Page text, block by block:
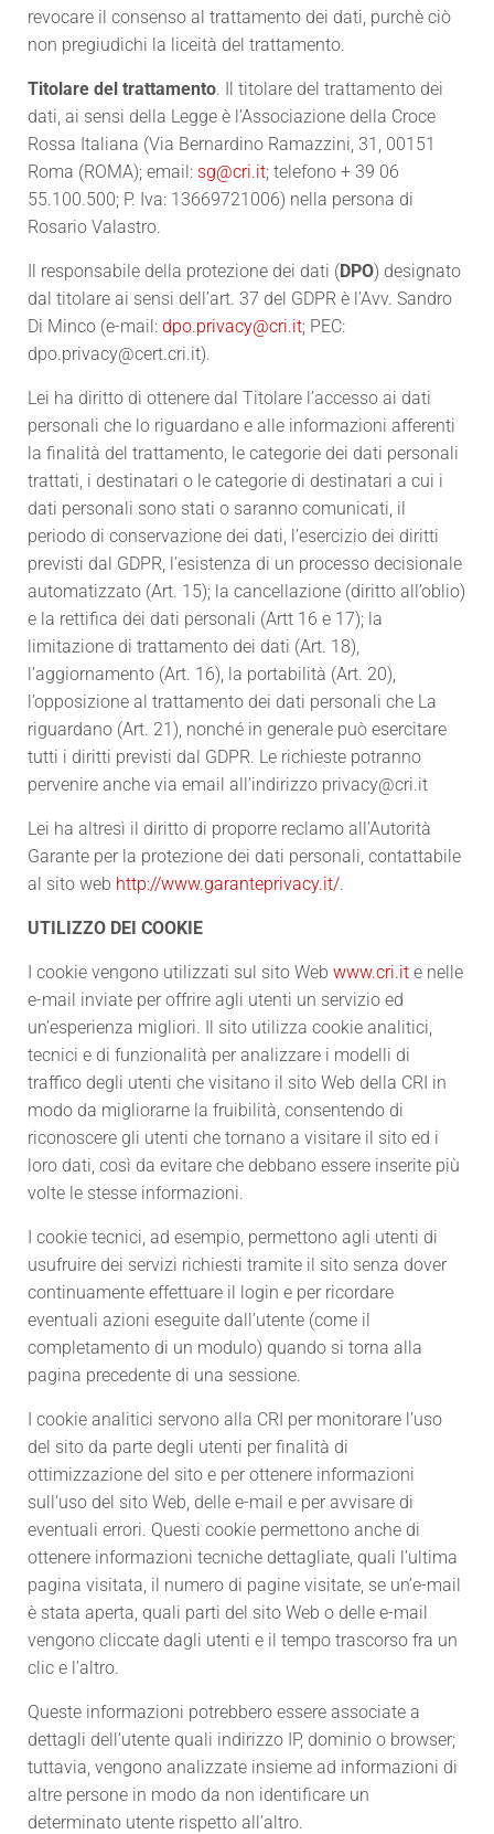
revocare il consenso al trattamento dei dati, purchè ciò
non pregiudichi la liceità del trattamento.
Titolare del trattamento. Il titolare del trattamento dei
dati, ai sensi della Legge è l’Associazione della Croce
Rossa Italiana (Via Bernardino Ramazzini, 31, 00151
Roma (ROMA); email: sg@cri.it; telefono + 39 06
55.100.500; P. Iva: 13669721006) nella persona di
Rosario Valastro.
Il responsabile della protezione dei dati (DPO) designato
dal titolare ai sensi dell’art. 37 del GDPR è l’Avv. Sandro
Di Minco (e-mail: dpo.privacy@cri.it; PEC:
dpo.privacy@cert.cri.it).
Lei ha diritto di ottenere dal Titolare l’accesso ai dati
personali che lo riguardano e alle informazioni afferenti
la finalità del trattamento, le categorie dei dati personali
trattati, i destinatari o le categorie di destinatari a cui i
dati personali sono stati o saranno comunicati, il
periodo di conservazione dei dati, l’esercizio dei diritti
previsti dal GDPR, l’esistenza di un processo decisionale
automatizzato (Art. 15); la cancellazione (diritto all’oblio)
e la rettifica dei dati personali (Artt 16 e 17); la
limitazione di trattamento dei dati (Art. 18),
l’aggiornamento (Art. 16), la portabilità (Art. 20),
l’opposizione al trattamento dei dati personali che La
riguardano (Art. 21), nonché in generale può esercitare
tutti i diritti previsti dal GDPR. Le richieste potranno
pervenire anche via email all’indirizzo privacy@cri.it
Lei ha altresì il diritto di proporre reclamo all’Autorità
Garante per la protezione dei dati personali, contattabile
al sito web http://www.garanteprivacy.it/.
UTILIZZO DEI COOKIE
I cookie vengono utilizzati sul sito Web www.cri.it e nelle
e-mail inviate per offrire agli utenti un servizio ed
un’esperienza migliori. Il sito utilizza cookie analitici,
tecnici e di funzionalità per analizzare i modelli di
traffico degli utenti che visitano il sito Web della CRI in
modo da migliorarne la fruibilità, consentendo di
riconoscere gli utenti che tornano a visitare il sito ed i
loro dati, così da evitare che debbano essere inserite più
volte le stesse informazioni.
I cookie tecnici, ad esempio, permettono agli utenti di
usufruire dei servizi richiesti tramite il sito senza dover
continuamente effettuare il login e per ricordare
eventuali azioni eseguite dall’utente (come il
completamento di un modulo) quando si torna alla
pagina precedente di una sessione.
I cookie analitici servono alla CRI per monitorare l’uso
del sito da parte degli utenti per finalità di
ottimizzazione del sito e per ottenere informazioni
sull’uso del sito Web, delle e-mail e per avvisare di
eventuali errori. Questi cookie permettono anche di
ottenere informazioni tecniche dettagliate, quali l’ultima
pagina visitata, il numero di pagine visitate, se un’e-mail
è stata aperta, quali parti del sito Web o delle e-mail
vengono cliccate dagli utenti e il tempo trascorso fra un
clic e l’altro.
Queste informazioni potrebbero essere associate a
dettagli dell’utente quali indirizzo IP, dominio o browser;
tuttavia, vengono analizzate insieme ad informazioni di
altre persone in modo da non identificare un
determinato utente rispetto all’altro.